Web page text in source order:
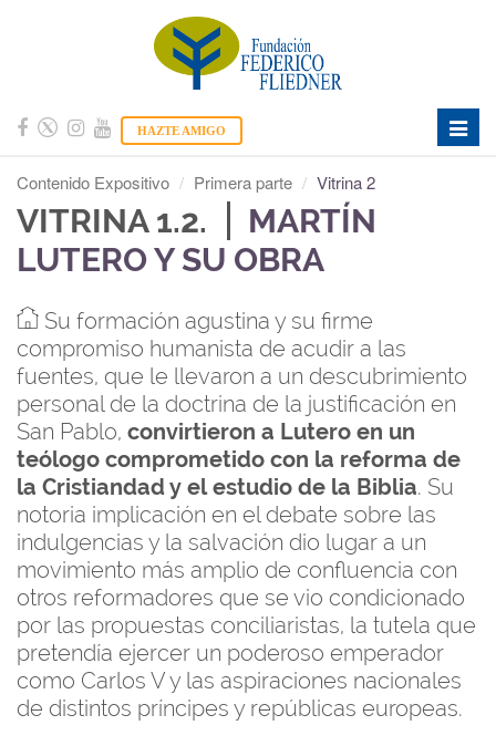
HAZTE AMIGO
Toggle
Contenido Expositivo
Primera parte Vitrina 2
VITRINA 1.2.
MARTÍN
LUTERO Y SU OBRA
Su formación agustina y su firme
compromiso humanista de acudir a las
fuentes, que le llevaron a un descubrimiento
personal de la doctrina de la justificación en
San Pablo, convirtieron a Lutero en un
teólogo comprometido con la reforma de
la Cristiandad y el estudio de la Biblia. Su
notoria implicación en el debate sobre las
indulgencias y la salvación dio lugar a un
movimiento más amplio de confluencia con
otros reformadores que se vio condicionado
por las propuestas conciliaristas, la tutela que
pretendía ejercer un poderoso emperador
como Carlos V y las aspiraciones nacionales
de distintos príncipes y repúblicas europeas.